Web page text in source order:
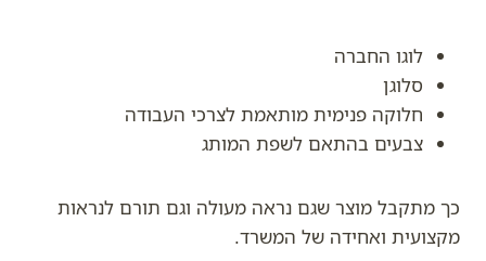
לוגו החברה
סלוגן
חלוקה פנימית מותאמת לצרכי העבודה
צבעים בהתאם לשפת המותג
כך מתקבל מוצר שגם נראה מעולה וגם תורם לנראות
מקצועית ואחידה של המשרד.